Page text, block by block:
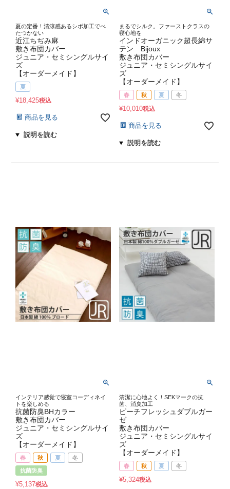
夏の定番！清涼感あるシボ加工でべ
たつかない
近江ちぢみ麻
敷き布団カバー
ジュニア・セミシングルサイ
ズ
【オーダーメイド】
夏
¥18,425税込
商品を見る
まるでシルク。ファーストクラスの
寝心地を
インドオーガニック超長綿サ
テン Bijoux
敷き布団カバー
ジュニア・セミシングルサイ
ズ
【オーダーメイド】
春 秋 夏 冬
¥10,010税込
商品を見る
インテリア感覚で寝室コーディネイ
トを楽しめる
抗菌防臭BHカラー
敷き布団カバー
ジュニア・セミシングルサイ
ズ
【オーダーメイド】
春 秋 夏 冬
抗菌防臭
¥5,137税込
清潔に心地よく！SEKマークの抗
菌、消臭加工
ピーチフレッシュダブルガー
ゼ
敷き布団カバー
ジュニア・セミシングルサイ
ズ
【オーダーメイド】
春 秋 夏 冬
¥5,324税込